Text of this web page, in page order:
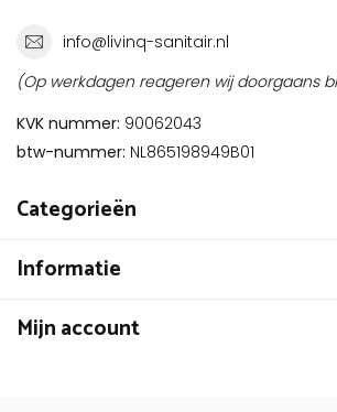
info@livinq-sanitair.nl
(Op werkdagen reageren wij doorgaans
KVK nummer: 90062043
btw-nummer: NL865198949B01
Categorieën
Informatie
Mijn account